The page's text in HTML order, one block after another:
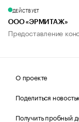
ДЕЙСТВУЕТ
ООО «ЭРМИТАЖ»
Предоставление
О проекте
Поделиться
Получить пробный